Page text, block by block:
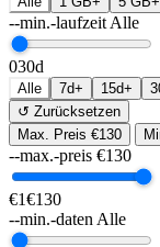
--min.-laufzeit Alle
030d
Alle 7d+ 15d+
↺ Zurücksetzen
Max. Preis €130
--max.-preis €130
€1€130
--min.-daten Alle